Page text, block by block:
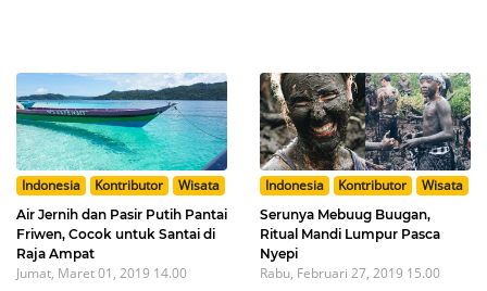
Indonesia Kontributor Wisata
Air Jernih dan Pasir Putih Pantai
Friwen, Cocok untuk Santai di
Raja Ampat
Jumat, Maret 01, 2019 14.00
Indonesia Kontributor Wisata
Serunya Mebuug Buugan,
Ritual Mandi Lumpur Pasca
Nyepi
Rabu, Februari 27, 2019 15.00